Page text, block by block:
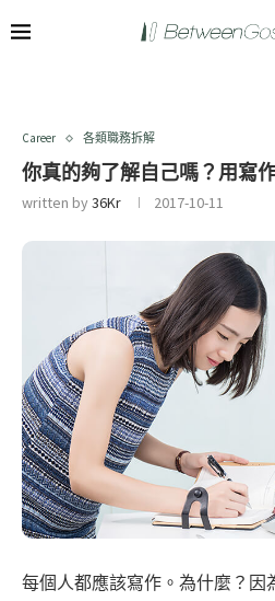
Career 各類職務拆解
你真的夠了解自己嗎？用寫
written by36Kr 2017-10-11
每個人都應該寫作。為什麼？因